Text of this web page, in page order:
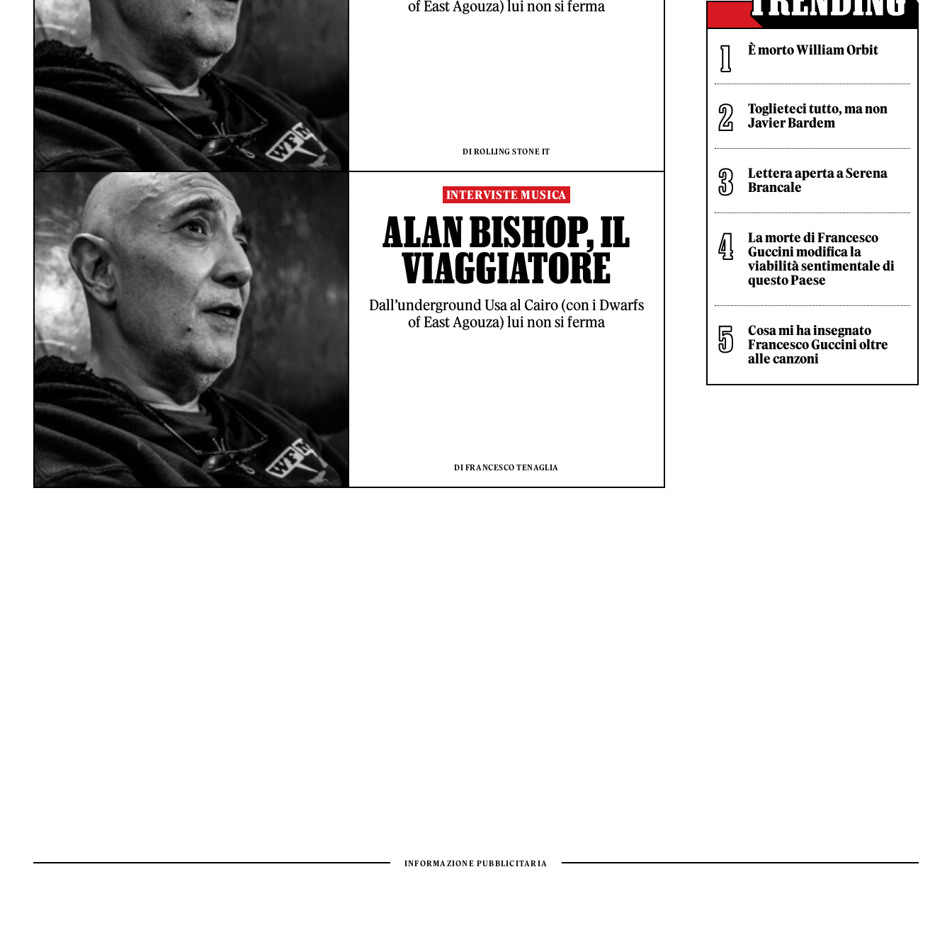
of East Agouza) lui non si ferma
DI ROLLING STONE IT
INTERVISTE MUSICA
ALAN BISHOP, IL
VIAGGIATORE
Dall’underground Usa al Cairo (con i Dwarfs
of East Agouza) lui non si ferma
DI FRANCESCO TENAGLIA
È morto William Orbit
Toglieteci tutto, ma non
Javier Bardem
Lettera aperta a Serena
Brancale
La morte di Francesco
Guccini modifica la
viabilità sentimentale di
questo Paese
Cosa mi ha insegnato
Francesco Guccini oltre
alle canzoni